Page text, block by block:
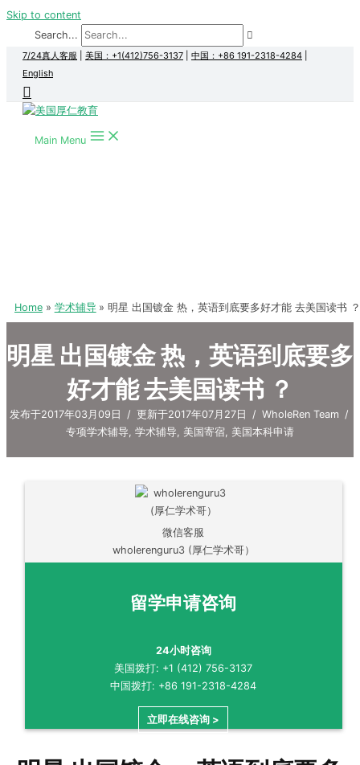
Skip to content
Search...
7/24真人客服 美国：+1(412)756-3137 中国：+86 191-2318-4284
English
Main Menu
Home 学术辅导 明星 出国镀金 热，英语到底要多好才能 去美国读书
明星 出国镀金 热，英语到底要多
好才能 去美国读书 ？
发布于2017年03月09日 / 更新于2017年07月27日 / WholeRen Team /
专项学术辅导, 学术辅导, 美国寄宿, 美国本科申请
微信客服
wholerenguru3 (厚仁学术哥）
留学申请咨询
24小时咨询
美国拨打: +1 (412) 756-3137
中国拨打: +86 191-2318-4284
立即在线咨询 >